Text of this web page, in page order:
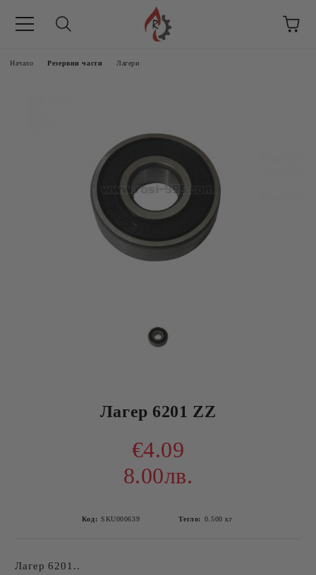
Начало Резервни части Лагери
Лагер 6201 ZZ
€4.09
8.00лв.
Код: SKU000639 Тегло: 0.500 кг
Лагер 6201..